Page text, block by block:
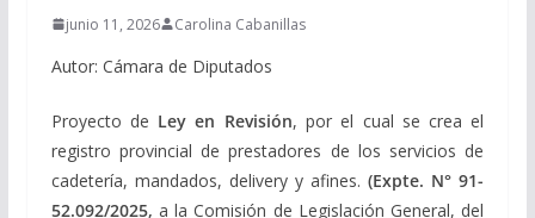
junio 11, 2026 Carolina Cabanillas
Autor: Cámara de Diputados
Proyecto de Ley en Revisión, por el cual se crea el
registro provincial de prestadores de los servicios de
cadetería, mandados, delivery y afines.(Expte. N° 91-
52.092/2025, a la Comisión de Legislación General, del